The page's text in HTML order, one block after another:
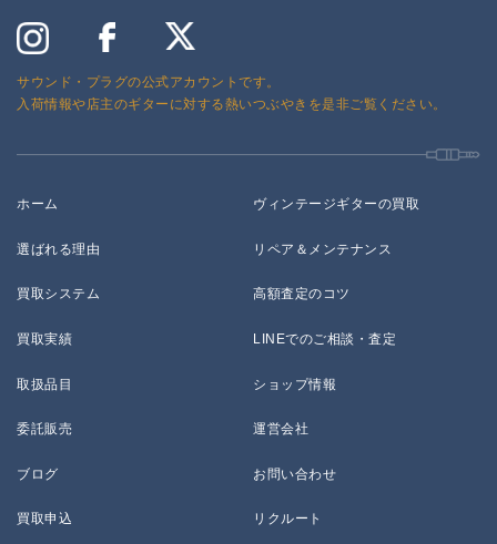
サウンド・プラグの公式アカウントです。
入荷情報や店主のギターに対する熱いつぶやきを是非ご覧ください。
ホーム
選ばれる理由
買取システム
買取実績
取扱品目
委託販売
ブログ
買取申込
ヴィンテージギターの買取
リペア＆メンテナンス
高額査定のコツ
LINEでのご相談・査定
ショップ情報
運営会社
お問い合わせ
リクルート